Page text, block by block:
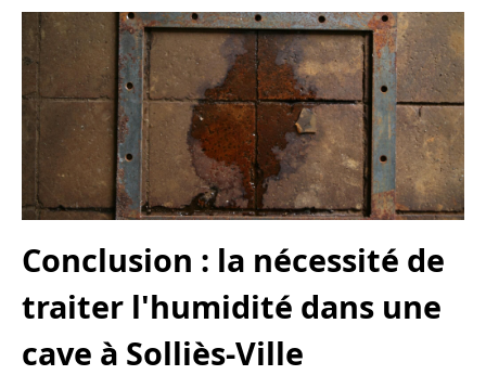
Conclusion : la nécessité de
traiter l'humidité dans une
cave à Solliès-Ville